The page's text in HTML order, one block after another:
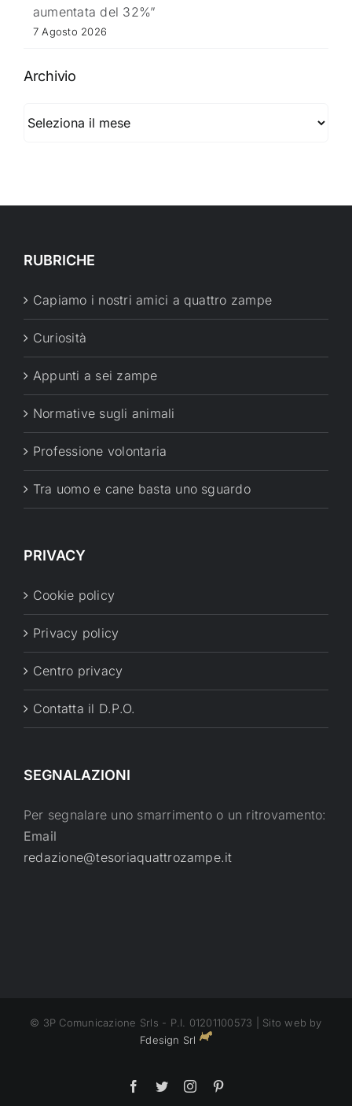
aumentata del 32%”
7 Agosto 2026
Archivio
RUBRICHE
Capiamo i nostri amici a quattro zampe
Curiosità
Appunti a sei zampe
Normative sugli animali
Professione volontaria
Tra uomo e cane basta uno sguardo
PRIVACY
Cookie policy
Privacy policy
Centro privacy
Contatta il D.P.O.
SEGNALAZIONI
Per segnalare uno smarrimento o un ritrovamento:
Email
redazione@tesoriaquattrozampe.it
© 3P Comunicazione Srls - P.I. 01201100573 | Sito web by
Fdesign Srl
Facebook
TwitterInstagram